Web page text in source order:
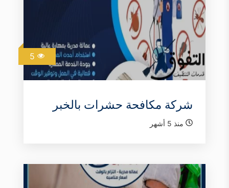
شركة مكافحة حشرات بالخبر
منذ 5 أشهر